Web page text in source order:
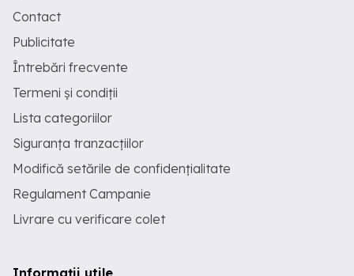
Contact
Publicitate
Întrebări frecvente
Termeni și condiții
Lista categoriilor
Siguranța tranzacțiilor
Modifică setările de confidențialitate
Regulament Campanie
Livrare cu verificare colet
Informații utile